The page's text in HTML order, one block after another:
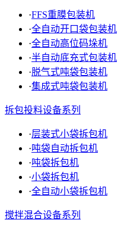
·FFS重膜包装机
·全自动开口袋包装机
·全自动高位码垛机
·半自动底充式包装机
·脱气式吨袋包装机
·集成式吨袋包装机
拆包投料设备系列
·层装式小袋拆包机
·吨袋自动拆包机
·吨袋拆包机
·小袋拆包机
·全自动小袋拆包机
搅拌混合设备系列